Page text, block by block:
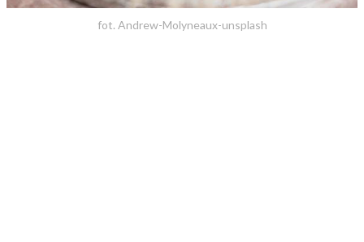
fot. Andrew-Molyneaux-unsplash